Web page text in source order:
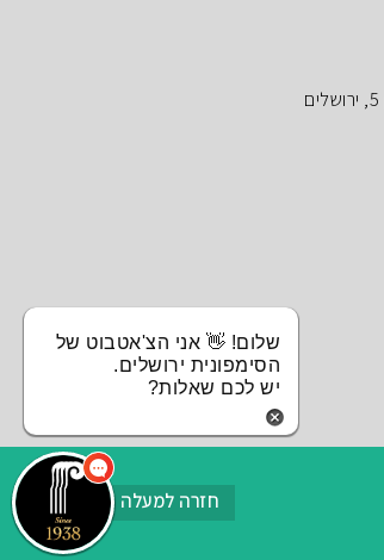
חזרה למעלה
שלום! 👋 אני הצ'אטבוט של
הסימפונית ירושלים.
יש לכם שאלות?